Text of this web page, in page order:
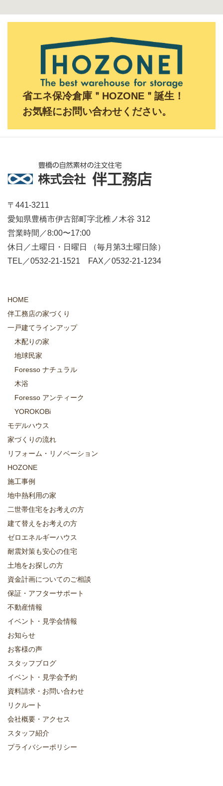
省エネ保冷倉庫＂HOZONE＂誕生！
お気軽にお問い合わせください。
〒441-3211
愛知県豊橋市伊古部町字北椎ノ木谷 312
営業時間／8:00〜17:00
休日／土曜日・日曜日 （毎月第3土曜日除）
TEL／0532-21-1521 FAX／0532-21-1234
HOME
伴工務店の家づくり
一戸建てラインアップ
木配りの家
地球民家
Foresso ナチュラル
木浴
Foresso アンティーク
YOROKOBi
モデルハウス
家づくりの流れ
リフォーム・リノベーション
HOZONE
施工事例
地中熱利用の家
二世帯住宅をお考えの方
建て替えをお考えの方
ゼロエネルギーハウス
耐震対策も安心の住宅
土地をお探しの方
資金計画についてのご相談
保証・アフターサポート
不動産情報
イベント・見学会情報
お知らせ
お客様の声
スタッフブログ
イベント・見学会予約
資料請求・お問い合わせ
リクルート
会社概要・アクセス
スタッフ紹介
プライバシーポリシー